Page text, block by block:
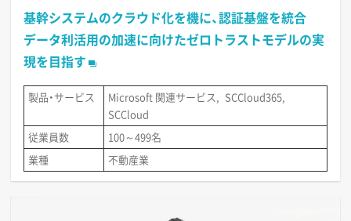
基幹システムのクラウド化を機に、認証基盤を統合
データ利活用の加速に向けたゼロトラストモデルの実
現を目指す
製品・サービス Microsoft 関連サービス
SCCloud365
SCCloud
従業員数
100～499名
業種
不動産業